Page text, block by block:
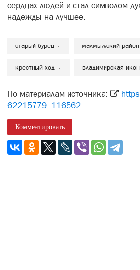
сердцах людей и стал символом
надежды на лучшее.
старый бурец малмыжский район
крестный ход владимирская
По материалам источника:
62215779_116562
Комментировать